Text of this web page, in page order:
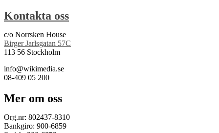
Kontakta oss
c/o Norrsken House
Birger Jarlsgatan 57C
113 56 Stockholm
info@wikimedia.se
08-409 05 200
Mer om oss
Org.nr: 802437-8310
Bankgiro: 900-6859